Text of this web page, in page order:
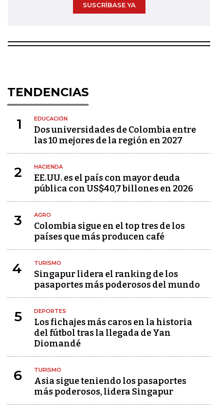
SUSCRÍBASE YA
TENDENCIAS
1 EDUCACIÓN
Dos universidades de Colombia entre
las 10 mejores de la región en 2027
2 HACIENDA
EE.UU. es el país con mayor deuda
pública con US$40,7 billones en 2026
3 AGRO
Colombia sigue en el top tres de los
países que más producen café
4 TURISMO
Singapur lidera el ranking de los
pasaportes más poderosos del mundo
5 DEPORTES
Los fichajes más caros en la historia
del fútbol tras la llegada de Yan
Diomandé
6 TURISMO
Asia sigue teniendo los pasaportes
más poderosos, lidera Singapur